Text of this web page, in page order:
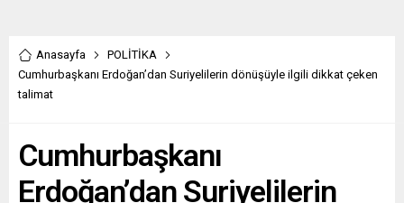
Anasayfa
POLİTİKA
Cumhurbaşkanı Erdoğan’dan Suriyelilerin dönüşüyle ilgili dikkat çeken
talimat
Cumhurbaşkanı
Erdoğan’dan Suriyelilerin